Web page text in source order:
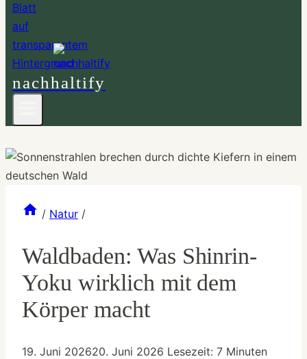
nachhaltify
/ Natur /
Waldbaden: Was Shinrin-
Yoku wirklich mit dem
Körper macht
19. Juni 202620. Juni 2026 Lesezeit: 7 Minuten